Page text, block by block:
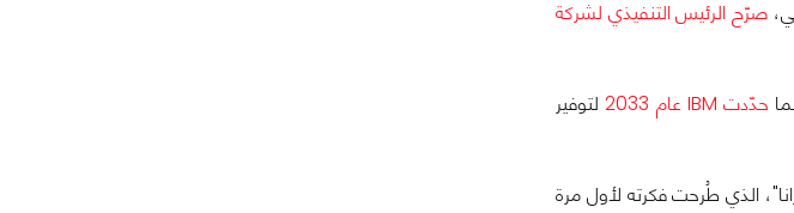
صرّح الرئيس التنفيذي لشركة
حدّدت IBM عام 2033
لتوفير
ماجورانا"، الذي طُرحت فكرته لأول مرة